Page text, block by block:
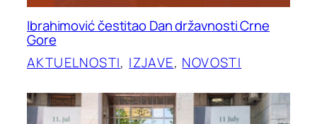
Ibrahimović čestitao Dan državnosti Crne
Gore
AKTUELNOSTI, IZJAVE, NOVOSTI